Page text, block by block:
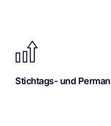
Stichtags- und